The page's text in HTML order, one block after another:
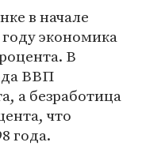
в начале
году экономика
В
ВВП
а безработица
что
года.